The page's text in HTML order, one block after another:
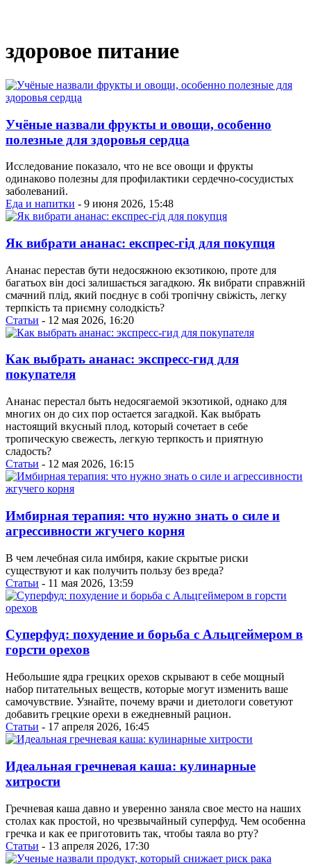
здоровое питание
Учёные назвали фрукты и овощи, особенно
полезные для здоровья сердца
Исследование показало, что не все овощи и фрукты
одинаково полезны для профилактики сердечно-сосудистых
заболеваний.
Еда и напитки - 9 июня 2026, 15:48
Як вибрати ананас: експрес-гід для покупця
Ананас перестав бути недосяжною екзотикою, проте для
багатьох він досі залишається загадкою. Як вибрати справжній
смачний плід, який поєднує в собі тропічну свіжість, легку
терпкість та приємну солодкість?
Статьи - 12 мая 2026, 16:20
Как выбрать ананас: экспресс-гид для
покупателя
Ананас перестал быть недосягаемой экзотикой, однако для
многих он до сих пор остается загадкой. Как выбрать
настоящий вкусный плод, который сочетает в себе
тропическую свежесть, легкую терпкость и приятную
сладость?
Статьи - 12 мая 2026, 16:15
Имбирная терапия: что нужно знать о силе и
агрессивности жгучего корня
В чем лечебная сила имбиря, какие скрытые риски
существуют и как получить пользу без вреда?
Статьи - 11 мая 2026, 13:59
Суперфуд: похудение и борьба с Альцгеймером в
горсти орехов
Небольшие ядра грецких орехов скрывают в себе мощный
набор питательных веществ, которые могут изменить ваше
самочувствие. Узнайте, почему врачи и диетологи советуют
добавить грецкие орехи в ежедневный рацион.
Статьи - 17 апреля 2026, 16:45
Идеальная гречневая каша: кулинарные
хитрости
Гречневая каша давно и уверенно заняла свое место на наших
столах как простой, но чрезвычайный суперфуд. Чем особенна
гречка и как ее приготовить так, чтобы таяла во рту?
Статьи - 13 апреля 2026, 17:30